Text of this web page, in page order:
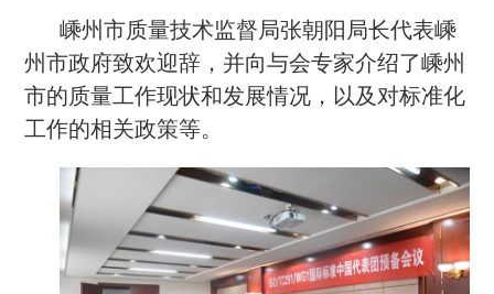
嵊州市质量技术监督局张朝阳局长代表嵊
州市政府致欢迎辞，并向与会专家介绍了嵊州
市的质量工作现状和发展情况，以及对标准化
工作的相关政策等。